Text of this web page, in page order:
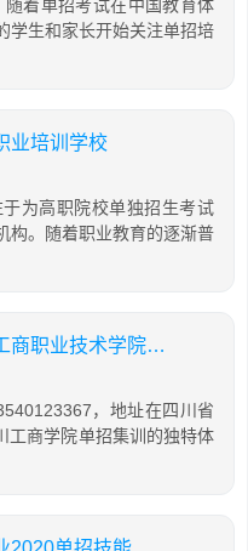
着单招考试在中国教育体
学生和家长开始关注单招培
业培训学校
为高职院校单独招生考试
构。随着职业教育的逐渐普
四川工商学院单招集训，四川工商职业技术学院2021单招考试大纲
，地址在四川省
工商学院单招集训的独特体